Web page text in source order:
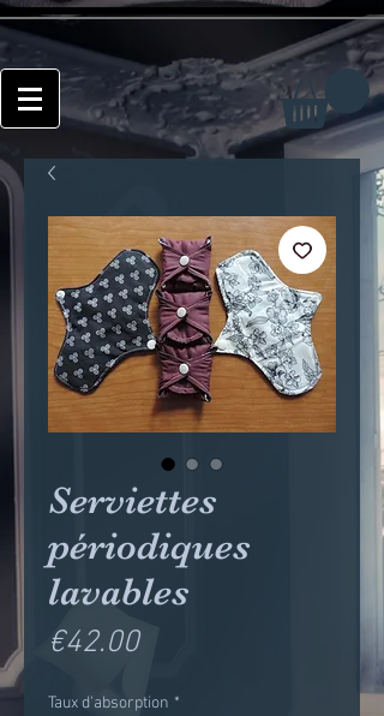
Serviettes
périodiques
lavables
€42.00Price
Taux d'absorption *